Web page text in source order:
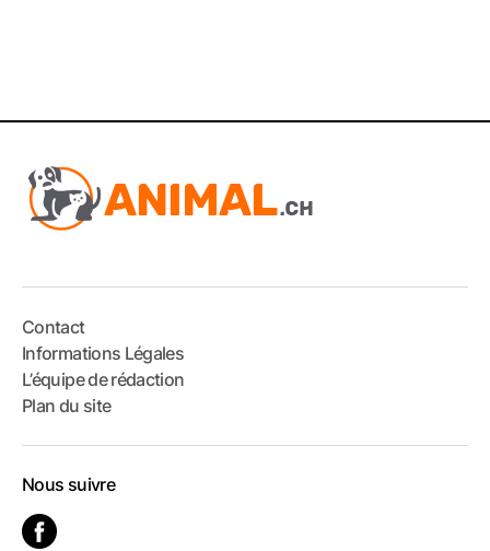
Contact
Informations Légales
L’équipe de rédaction
Plan du site
Nous suivre